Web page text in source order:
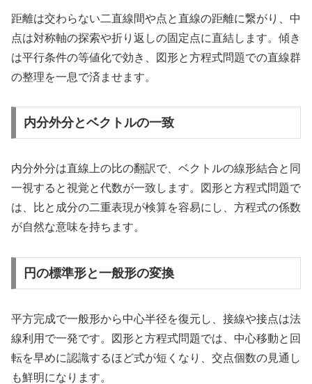
距離は交わらない二直線間や点と直線の距離に繋がり、中
点は対称軸の探索や折り返しの固定点に直結します。傾き
は平行条件の等値化で効き、図形と方程式問題での直線群
の整理を一息で済ませます。
内分外分とベクトルの一致
内分外分は直線上の比の翻訳で、ベクトルの線形結合と同
一視すると視覚と代数が一致します。図形と方程式問題で
は、比と成分の二重表現が検算を容易にし、方程式の係数
が自然な意味を持ちます。
円の標準形と一般形の変換
平方完成で一般形から中心半径を復元し、接線や接点は法
線利用で一発です。図形と方程式問題では、中心移動と回
転を早めに認識するほど式が短くなり、交点個数の見通し
も鮮明になります。